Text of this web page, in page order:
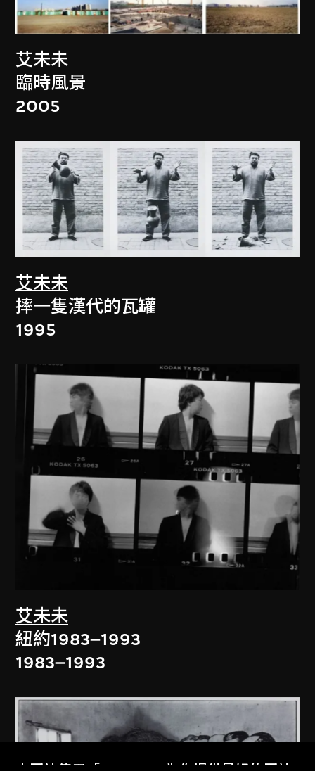
艾未未
臨時風景
2005
艾未未
摔一隻漢代的瓦罐
1995
艾未未
紐約1983–1993
1983–1993